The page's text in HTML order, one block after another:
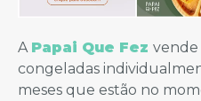
A Papai Que Fez vende
congeladas
meses que estão no